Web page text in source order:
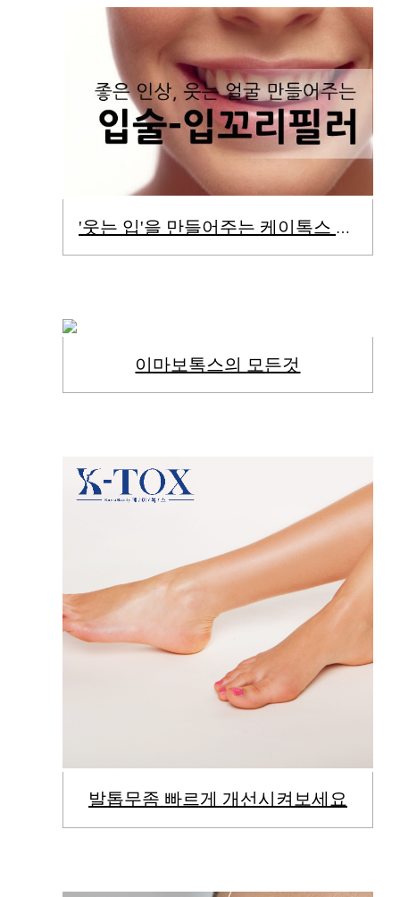
'웃는 입'을 만들어주는 케이톡스 입술필러&입꼬리필러
이마보톡스의 모든것
발톱무좀 빠르게 개선시켜보세요